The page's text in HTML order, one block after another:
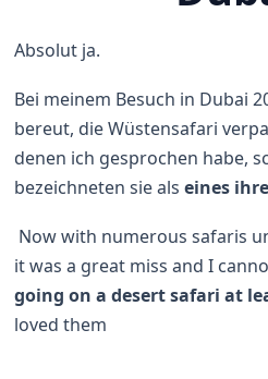
Absolut ja.
Bei meinem Besuch in Dubai
bereut, die Wüstensafari
denen ich gesprochen habe,
bezeichneten sie alseines
Now with numerous safaris
it was a great miss and I
going on a desert safari at
loved them